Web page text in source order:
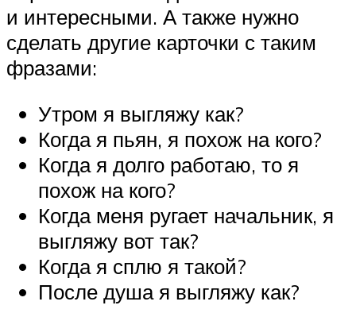
и интересными. А также нужно
сделать другие карточки с таким
фразами:
Утром я выгляжу как?
Когда я пьян, я похож на кого?
Когда я долго работаю, то я
похож на кого?
Когда меня ругает начальник, я
выгляжу вот так?
Когда я сплю я такой?
После душа я выгляжу как?